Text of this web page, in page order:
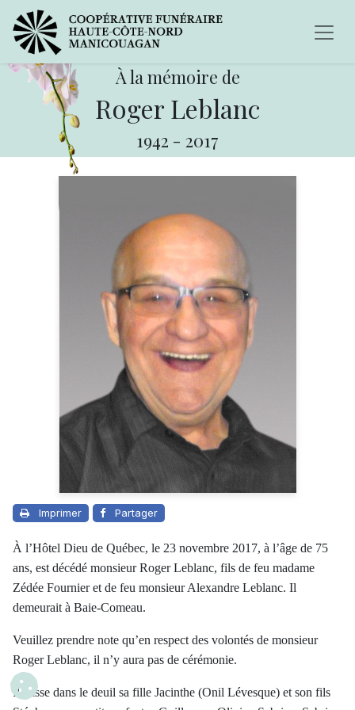
À la mémoire de
Roger Leblanc
1942 - 2017
Imprimer Partager
À l’Hôtel Dieu de Québec, le 23 novembre 2017, à l’âge de 75
ans, est décédé monsieur Roger Leblanc, fils de feu madame
Zédée Fournier et de feu monsieur Alexandre Leblanc. Il
demeurait à Baie-Comeau.
Veuillez prendre note qu’en respect des volontés de monsieur
Roger Leblanc, il n’y aura pas de cérémonie.
Il laisse dans le deuil sa fille Jacinthe (Onil Lévesque) et son fils